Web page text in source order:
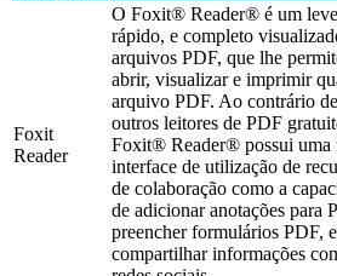
Foxit
Reader
O Foxit® Reader® é um
rápido, e completo
arquivos PDF, que lhe
abrir, visualizar e imprimir
arquivo PDF. Ao contrário de
outros leitores de PDF
Foxit® Reader® possui uma
interface de utilização de
de colaboração como a
de adicionar anotações para
preencher formulários PDF, e
compartilhar informações